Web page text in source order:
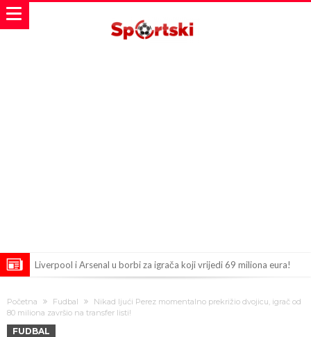
Liverpool i Arsenal u borbi za igrača koji vrijedi 69 miliona eura!
napokon poznat
Engleski reprezentativac optužen za napad u noćnom klubu
Početna Fudbal
Nikad ljući Perez momentalno prekrižio dvojicu, igrač od
80 miliona završio na transfer listi!
FUDBAL